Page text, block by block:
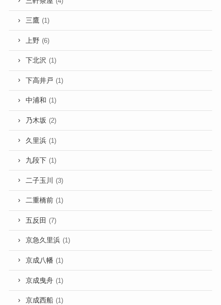
三鷹 (1)
上野 (6)
下北沢 (1)
下高井戸 (1)
中浦和 (1)
乃木坂 (2)
久里浜 (1)
九段下 (1)
二子玉川 (3)
二重橋前 (1)
五反田 (7)
京急久里浜 (1)
京成八幡 (1)
京成曳舟 (1)
京成西船 (1)